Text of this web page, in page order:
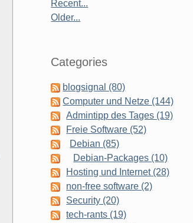
Recent...
Older...
Categories
blogsignal (80)
Computer und Netze (144)
Admintipp des Tages (19)
Freie Software (52)
Debian (85)
Debian-Packages (10)
Hosting und Internet (28)
non-free software (2)
Security (20)
tech-rants (19)